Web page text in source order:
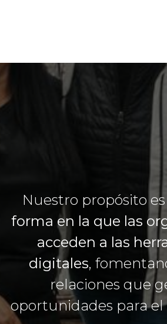
Nuestro propósito es
forma en la que las
acceden a las
digitales,
relaciones que
oportunidades para